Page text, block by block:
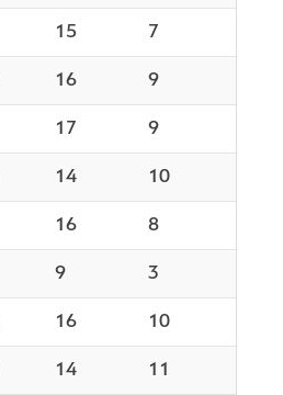
15 7
16 9
17 9
14 10
16 8
9 3
16 10
14 11